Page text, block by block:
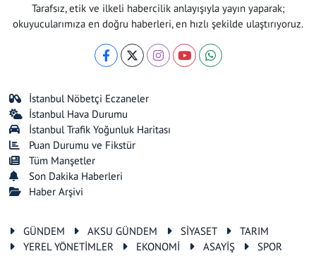
Tarafsız, etik ve ilkeli habercilik anlayışıyla yayın yaparak;
okuyucularımıza en doğru haberleri, en hızlı şekilde ulaştırıyoruz.
İstanbul Nöbetçi Eczaneler
İstanbul Hava Durumu
İstanbul Trafik Yoğunluk Haritası
Puan Durumu ve Fikstür
Tüm Manşetler
Son Dakika Haberleri
Haber Arşivi
GÜNDEM AKSU GÜNDEM SİYASET
TARIM
YEREL YÖNETİMLER
EKONOMİ ASAYİŞ
SPOR